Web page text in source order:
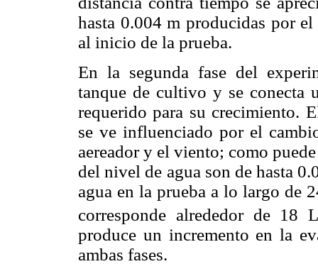
hasta 0.004 m producidas por
al inicio de la prueba.
En la segunda fase del
tanque de cultivo y se conecta
requerido para su crecimiento.
se ve influenciado por el
aereador y el viento; como
del nivel de agua son de hasta
agua en la prueba a lo largo de
corresponde alrededor de 18
produce un incremento en la
ambas fases.